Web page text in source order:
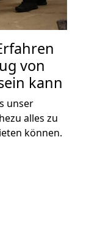
von
kann
unser
alles zu
können.